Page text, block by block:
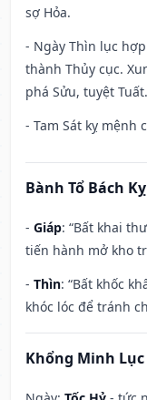
sợ Hỏa.
- Ngày Thìn lục
thành Thủy cục.
phá Sửu, tuyệt Tuất.
- Tam Sát kỵ mệnh
Bành Tổ Bách
- Giáp: “Bất khai
tiến hành mở kho
- Thìn: “Bất khốc
khóc lóc để tránh
Khổng Minh Lục